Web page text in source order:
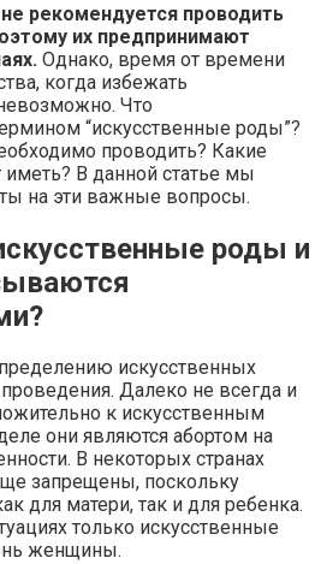
рекомендуется проводить
их предпринимают
Однако, время от времени
когда избежать
Что
“искусственные роды”?
проводить? Какие
иметь? В данной статье мы
на эти важные вопросы.
роды и
искусственных
Далеко не всегда и
к искусственным
они являются абортом на
В некоторых странах
запрещены, поскольку
для матери, так и для ребенка.
только искусственные
женщины.